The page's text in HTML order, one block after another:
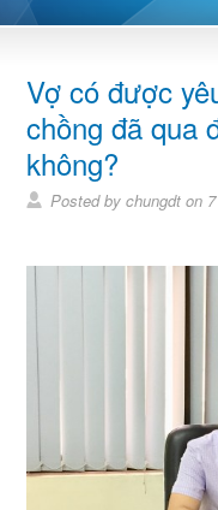
Vợ có được
chồng đã qua
không?
Posted by chungdt on